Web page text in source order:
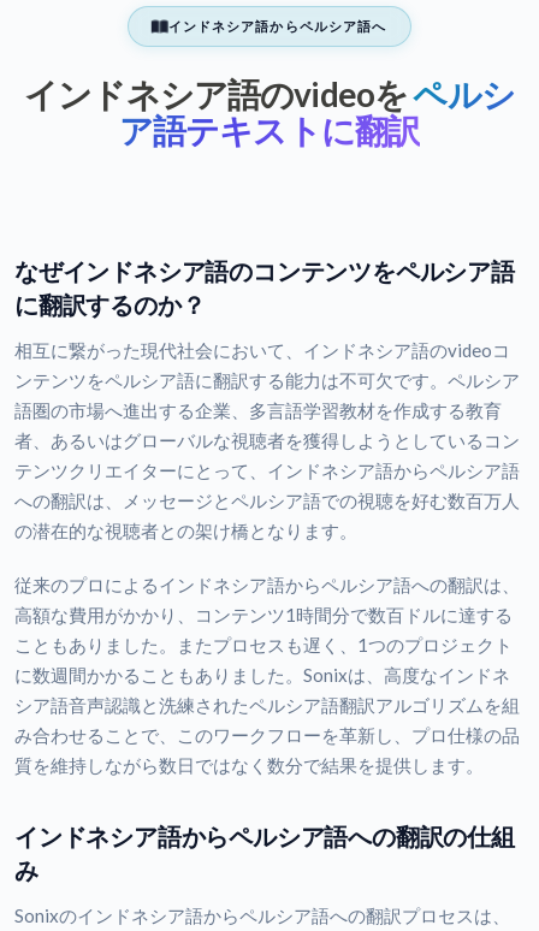
インドネシア語からペルシア語へ
インドネシア語のvideoをペルシ
ア語テキストに翻訳
なぜインドネシア語のコンテンツをペルシア語
に翻訳するのか？
相互に繋がった現代社会において、インドネシア語のvideoコ
ンテンツをペルシア語に翻訳する能力は不可欠です。ペルシア
語圏の市場へ進出する企業、多言語学習教材を作成する教育
者、あるいはグローバルな視聴者を獲得しようとしているコン
テンツクリエイターにとって、インドネシア語からペルシア語
への翻訳は、メッセージとペルシア語での視聴を好む数百万人
の潜在的な視聴者との架け橋となります。
従来のプロによるインドネシア語からペルシア語への翻訳は、
高額な費用がかかり、コンテンツ1時間分で数百ドルに達する
こともありました。またプロセスも遅く、1つのプロジェクト
に数週間かかることもありました。Sonixは、高度なインドネ
シア語音声認識と洗練されたペルシア語翻訳アルゴリズムを組
み合わせることで、このワークフローを革新し、プロ仕様の品
質を維持しながら数日ではなく数分で結果を提供します。
インドネシア語からペルシア語への翻訳の仕組
み
Sonixのインドネシア語からペルシア語への翻訳プロセスは、